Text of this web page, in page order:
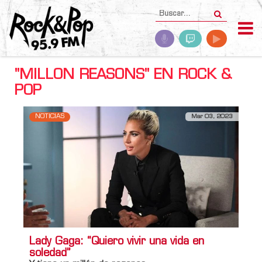
"MILLON REASONS" EN ROCK &
POP
NOTICIAS Mar 03, 2023
Lady Gaga: “Quiero vivir una vida en
soledad”